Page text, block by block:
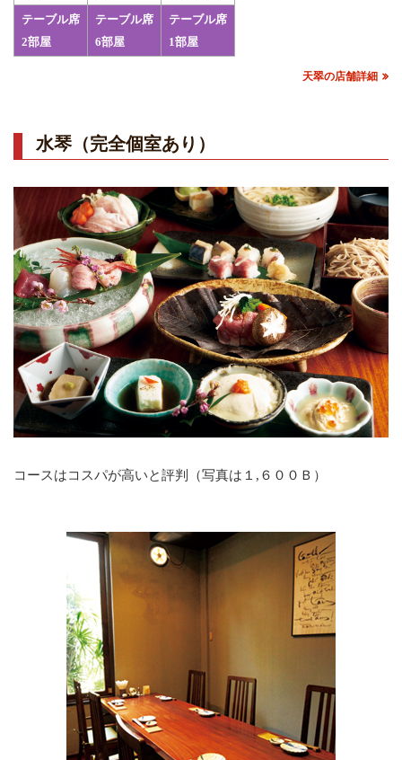
テーブル席
2部屋
テーブル席
6部屋
テーブル席
1部屋
天翠の店舗詳細
水琴（完全個室あり）
コースはコスパが高いと評判（写真は１,６００Ｂ）